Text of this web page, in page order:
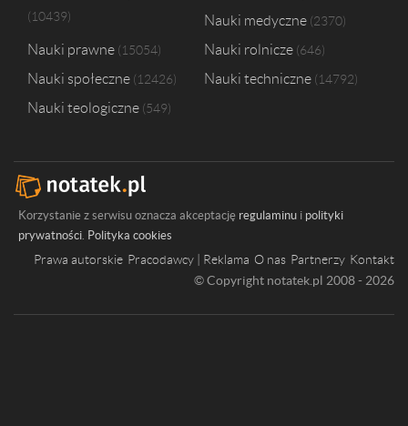
10439 Nauki medyczne 2370
Nauki prawne 15054 Nauki rolnicze 646
Nauki społeczne 12426 Nauki techniczne 14792
Nauki teologiczne 549
Korzystanie z serwisu oznacza akceptację regulaminu i polityki
prywatności. Polityka cookies
Prawa autorskie Pracodawcy | Reklama O nas Partnerzy Kontakt
© Copyright notatek.pl 2008 - 2026